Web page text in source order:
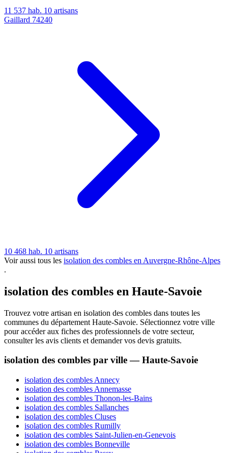
11 537 hab. 10 artisans
Gaillard 74240
10 468 hab. 10 artisans
Voir aussi tous les isolation des combles en Auvergne-Rhône-Alpes
.
isolation des combles en Haute-Savoie
Trouvez votre artisan en isolation des combles dans toutes les
communes du département Haute-Savoie. Sélectionnez votre ville
pour accéder aux fiches des professionnels de votre secteur,
consulter les avis clients et demander vos devis gratuits.
isolation des combles par ville — Haute-Savoie
isolation des combles Annecy
isolation des combles Annemasse
isolation des combles Thonon-les-Bains
isolation des combles Sallanches
isolation des combles Cluses
isolation des combles Rumilly
isolation des combles Saint-Julien-en-Genevois
isolation des combles Bonneville